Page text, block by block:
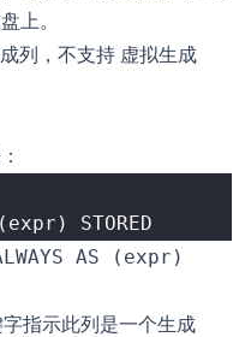
上。
列，不支持 虚拟生成
( expr )
STORED
AS (expr)
字指示此列是一个生成